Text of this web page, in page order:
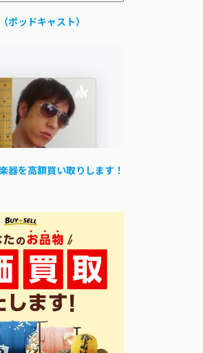
ポッドキャスト）
器を高額買い取りします！